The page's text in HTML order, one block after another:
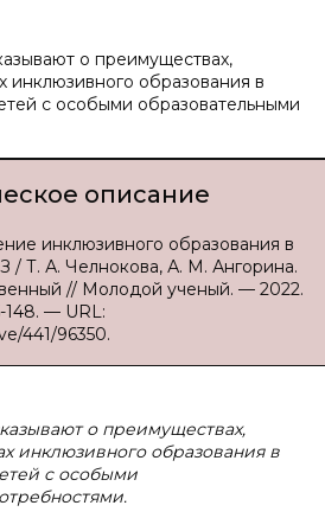
о преимуществах,
инклюзивного образования в
с особыми образовательными
описание
инклюзивного образования в
/ Т. А. Челнокова, А. М. Ангорина.
// Молодой ученый. — 2022.
— URL:
441/96350.
о преимуществах,
инклюзивного образования в
с особыми